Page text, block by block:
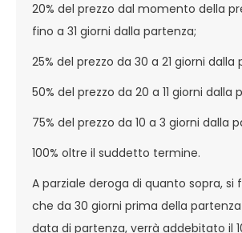
20% del prezzo dal momento della
fino a 31 giorni dalla partenza;
25% del prezzo da 30 a 21 giorni dalla
50% del prezzo da 20 a 11 giorni dalla
75% del prezzo da 10 a 3 giorni dalla
100% oltre il suddetto termine.
A parziale deroga di quanto sopra, si
che da 30 giorni prima della
data di partenza, verrà addebitato il